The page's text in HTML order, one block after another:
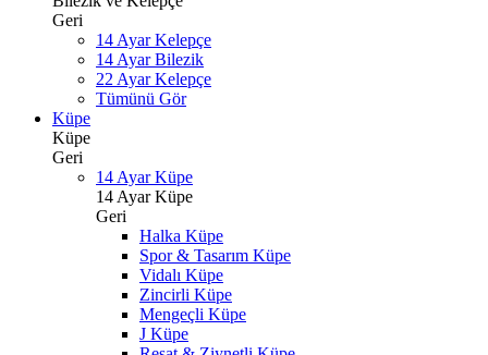
Geri
14 Ayar Kelepçe
14 Ayar Bilezik
22 Ayar Kelepçe
Tümünü Gör
Küpe
Küpe
Geri
14 Ayar Küpe
14 Ayar Küpe
Geri
Halka Küpe
Spor & Tasarım Küpe
Vidalı Küpe
Zincirli Küpe
Mengeçli Küpe
J Küpe